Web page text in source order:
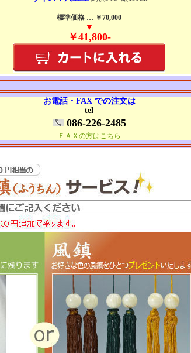
標準価格 … ￥70,000
▼
￥41,800-
お電話・FAX での注文は
tel
086-226-2485
ＦＡＸの方はこちら